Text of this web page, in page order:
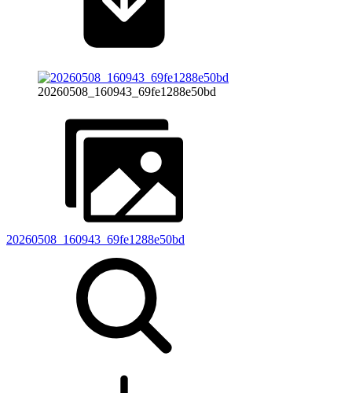
20260508_160943_69fe1288e50bd
20260508_160943_69fe1288e50bd